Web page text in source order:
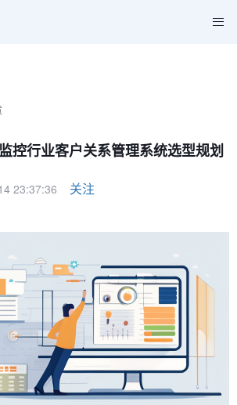
控行业客户关系管理系统选型规划
23:37:36 关注